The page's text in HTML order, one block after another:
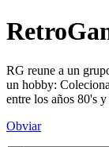
RG reune a un
un hobby:
entre los años 80's y
Obviar